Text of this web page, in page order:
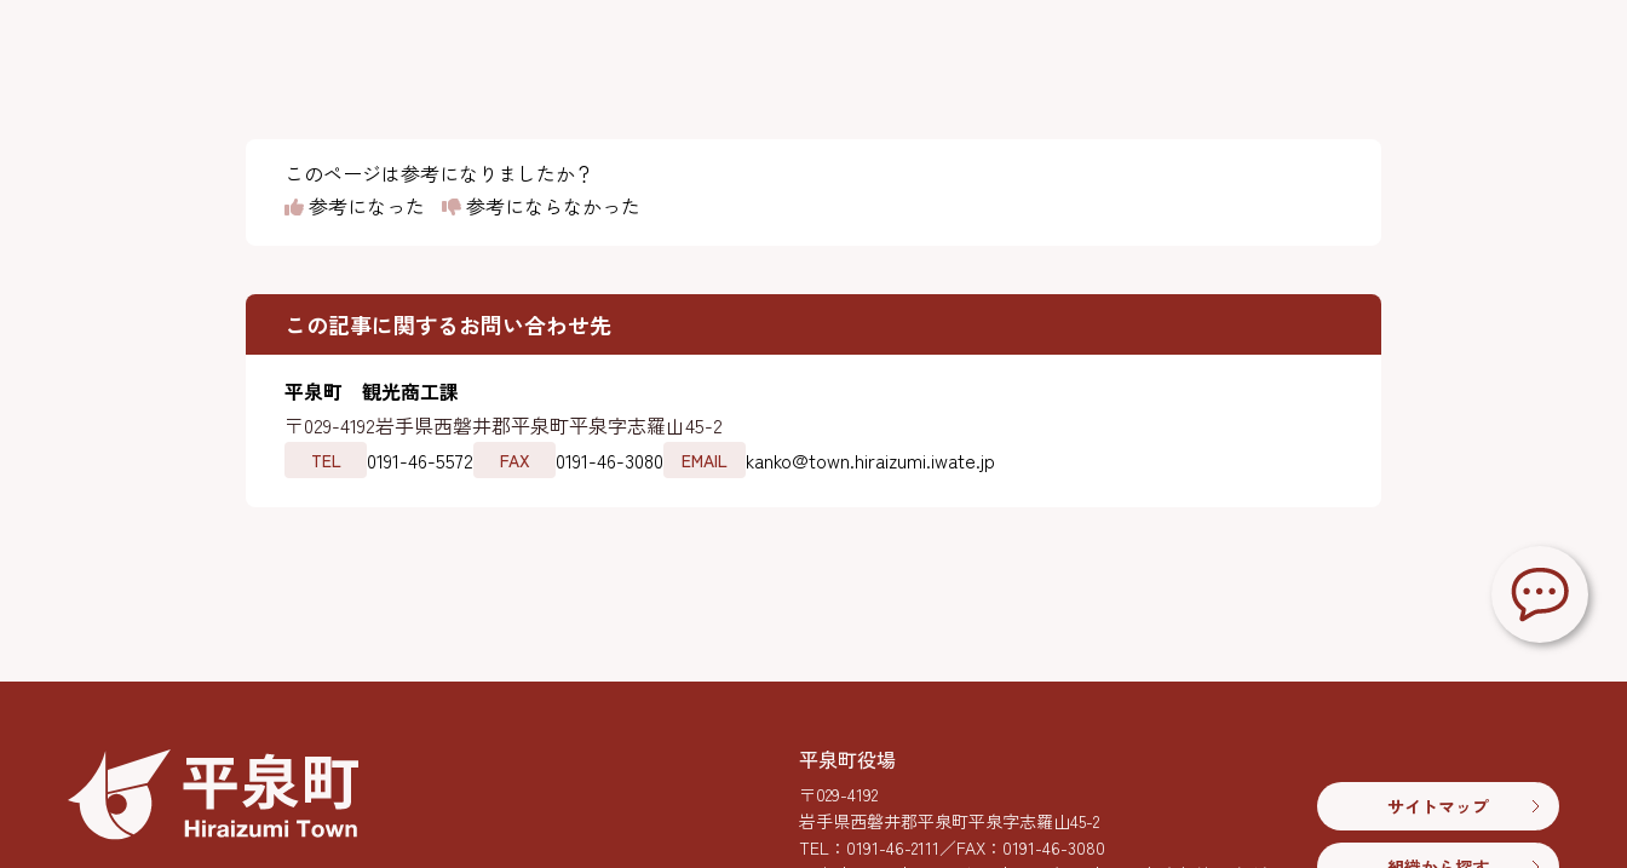
このページは参考になりましたか？
参考になった
参考にならなかった
この記事に関するお問い合わせ先
平泉町 観光商工課
〒029-4192岩手県西磐井郡平泉町平泉字志羅山45-2
TEL 0191-46-5572 FAX 0191-46-3080 EMAIL kanko@town.hiraizumi.iwate.jp
平泉町役場
〒029-4192
岩手県西磐井郡平泉町平泉字志羅山45-2
TEL： 0191-46-2111／FAX：0191-46-3080
サイトマップ